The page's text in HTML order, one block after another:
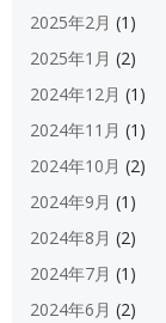
2025年2月 (1)
2025年1月 (2)
2024年12月 (1)
2024年11月 (1)
2024年10月 (2)
2024年9月 (1)
2024年8月 (2)
2024年7月 (1)
2024年6月 (2)